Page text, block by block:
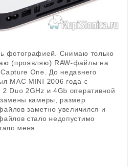
фотографией. Снимаю только
(проявляю) RAW-файлы на
One. До недавнего
MAC MINI 2006 года с
Duo 2GHz и 4Gb оперативной
камеры, размер
заметно увеличился и
стало недопустимо
меня…